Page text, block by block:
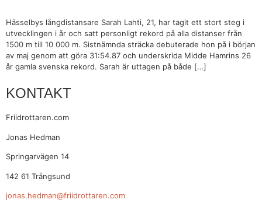
Hässelbys långdistansare Sarah Lahti, 21, har tagit ett stort steg i
utvecklingen i år och satt personligt rekord på alla distanser från
1500 m till 10 000 m. Sistnämnda sträcka debuterade hon på i början
av maj genom att göra 31:54.87 och underskrida Midde Hamrins 26
år gamla svenska rekord. Sarah är uttagen på både […]
KONTAKT
Friidrottaren.com
Jonas Hedman
Springarvägen 14
142 61 Trångsund
jonas.hedman@friidrottaren.com